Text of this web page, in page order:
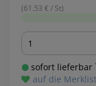
(61.53 € / St)
Menge
sofort lieferbar
auf die